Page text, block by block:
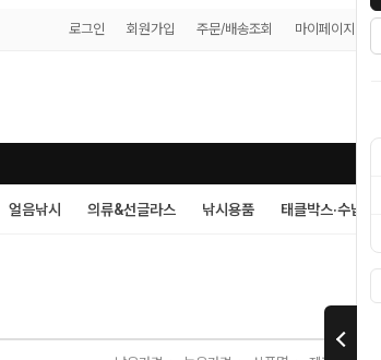
로그인 회원가입 주문/배송조회 마이페이지
얼음낚시 의류&선글라스 낚시용품 태클박스·수납